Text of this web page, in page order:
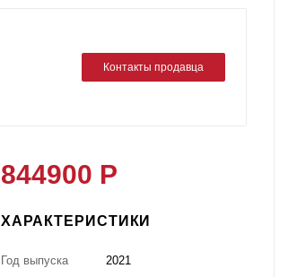
Контакты продавца
844900 Р
ХАРАКТЕРИСТИКИ
Год выпуска
2021